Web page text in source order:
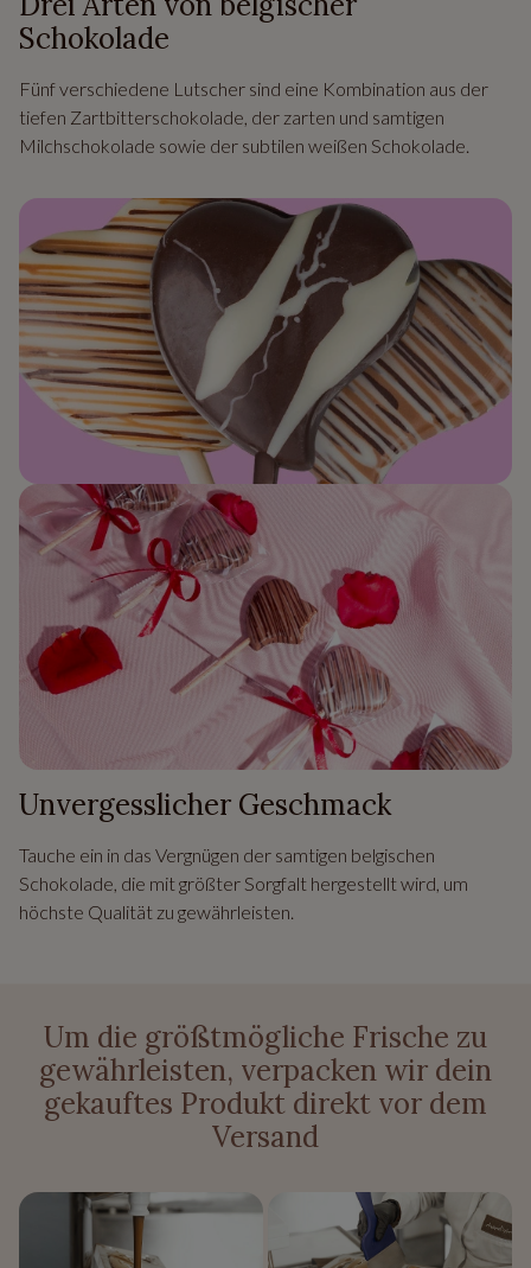
Schokolade
Fünf verschiedene Lutscher sind eine Kombination aus der
tiefen Zartbitterschokolade, der zarten und samtigen
Milchschokolade sowie der subtilen weißen Schokolade.
Unvergesslicher Geschmack
Tauche ein in das Vergnügen der samtigen belgischen
Schokolade, die mit größter Sorgfalt hergestellt wird, um
höchste Qualität zu gewährleisten.
Um die größtmögliche Frische zu
gewährleisten, verpacken wir dein
gekauftes Produkt direkt vor dem
Versand